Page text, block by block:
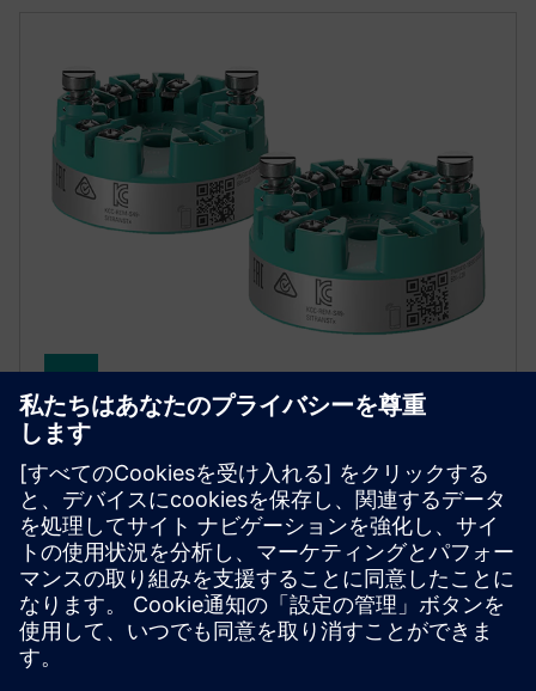
SITRANS TH320/TH420
SITRANS TH320/420は、信頼性の高い温度測定を実
現します。TH420のホットバックアップ機能によ
り、センサーが故障した場合でも、データ記録が途
切れることなく継続されます。